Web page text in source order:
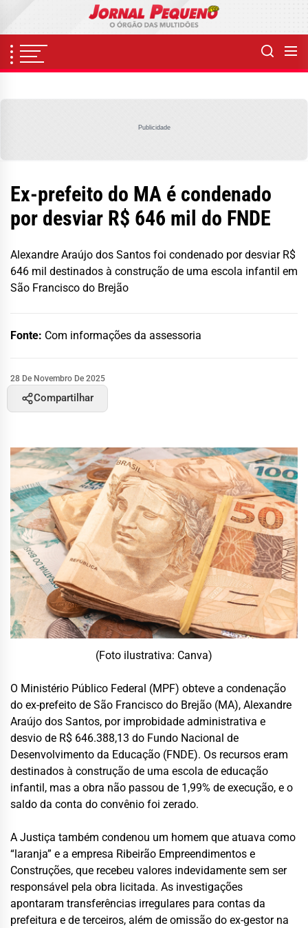
content
Publicidade
Ex-prefeito do MA é condenado
por desviar R$ 646 mil do FNDE
Alexandre Araújo dos Santos foi condenado por desviar R$
646 mil destinados à construção de uma escola infantil em
São Francisco do Brejão
Fonte: Com informações da assessoria
28 De Novembro De 2025
Compartilhar
(Foto ilustrativa: Canva)
O Ministério Público Federal (MPF) obteve a condenação
do ex-prefeito de São Francisco do Brejão (MA), Alexandre
Araújo dos Santos, por improbidade administrativa e
desvio de R$ 646.388,13 do Fundo Nacional de
Desenvolvimento da Educação (FNDE). Os recursos eram
destinados à construção de uma escola de educação
infantil, mas a obra não passou de 1,99% de execução, e o
saldo da conta do convênio foi zerado.
A Justiça também condenou um homem que atuava como
“laranja” e a empresa Ribeirão Empreendimentos e
Construções, que recebeu valores indevidamente sem ser
responsável pela obra licitada. As investigações
apontaram transferências irregulares para contas da
prefeitura e de terceiros, além de omissão do ex-gestor na